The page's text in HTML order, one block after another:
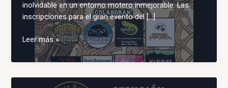
inolvidable en un entorno motero inmejorable. Las
inscripciones para el gran evento del […]
¡Inscripciones
abiertas!
¡Socios,
Leer más »